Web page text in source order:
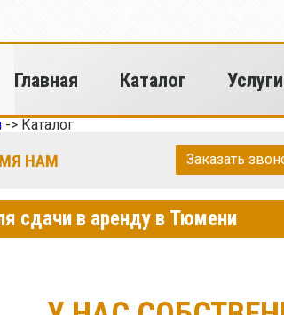
Главная Каталог Услуги
-> Каталог
НАМ Заказать
сдачи в аренду в Тюмени